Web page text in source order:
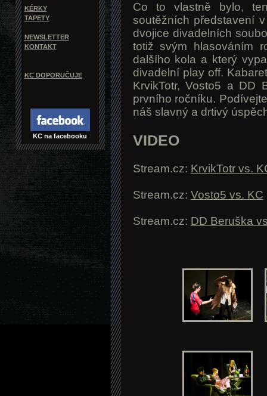
KÉRKY
TAPETY
NEWSLETTER
KONTAKT
KC DOPORUČUJE
KC na facebooku
Co to vlastně bylo,
soutěžních představení
dvojice divadelních
totiž svým hlasováním
dalšího kola a který
divadelní play off.
KrvikTotr, Vosto5 a DD
prvního ročníku.
náš slavný a drtivý
VIDEO
Stream.cz: KrvikTotr vs.
Stream.cz: Vosto5 vs. KC
Stream.cz: DD Beruška